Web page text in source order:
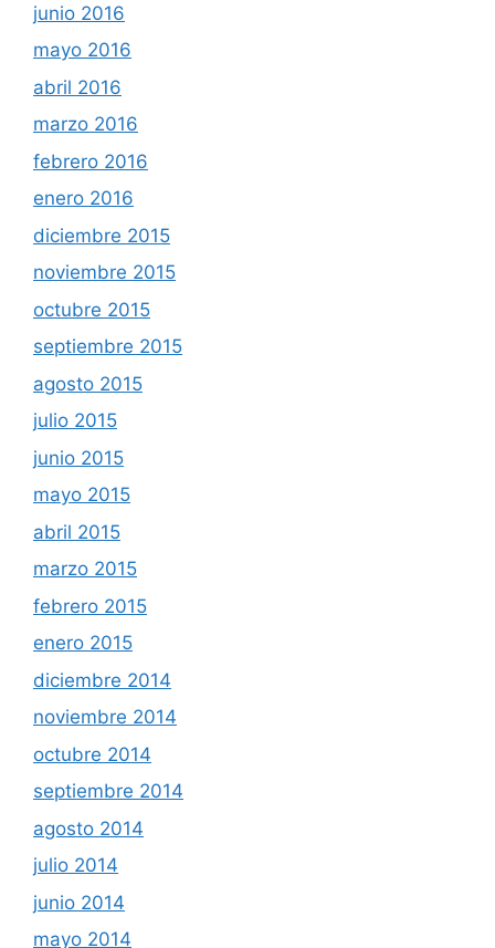
junio 2016
mayo 2016
abril 2016
marzo 2016
febrero 2016
enero 2016
diciembre 2015
noviembre 2015
octubre 2015
septiembre 2015
agosto 2015
julio 2015
junio 2015
mayo 2015
abril 2015
marzo 2015
febrero 2015
enero 2015
diciembre 2014
noviembre 2014
octubre 2014
septiembre 2014
agosto 2014
julio 2014
junio 2014
mayo 2014